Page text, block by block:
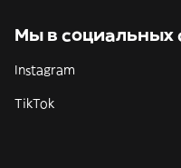
Мы в социальных
Instagram
TikTok